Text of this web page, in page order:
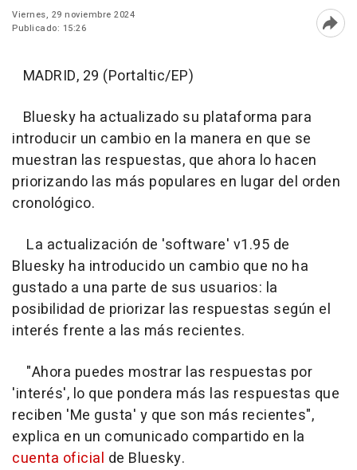
Viernes, 29 noviembre 2024
Publicado: 15:26
MADRID, 29 (Portaltic/EP)
Bluesky ha actualizado su plataforma para
introducir un cambio en la manera en que se
muestran las respuestas, que ahora lo hacen
priorizando las más populares en lugar del orden
cronológico.
La actualización de 'software' v1.95 de
Bluesky ha introducido un cambio que no ha
gustado a una parte de sus usuarios: la
posibilidad de priorizar las respuestas según el
interés frente a las más recientes.
"Ahora puedes mostrar las respuestas por
'interés', lo que pondera más las respuestas que
reciben 'Me gusta' y que son más recientes",
explica en un comunicado compartido en la
cuenta oficial de Bluesky.